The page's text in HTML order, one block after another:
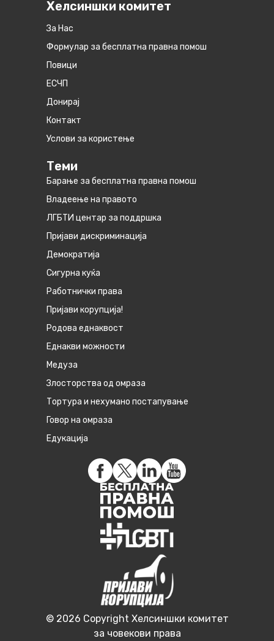
Хелсиншки комитет
За Нас
Формулар за бесплатна правна помош
Повици
ЕСЧП
Донирај
Контакт
Услови за користење
Теми
Барање за бесплатна правна помош
Владеење на правото
ЛГБТИ центар за поддршка
Пријави дискриминација
Демократија
Сигурна куќа
Работнички права
Пријави корупција!
Родова еднаквост
Eднакви можности
Медуза
Злосторства од омраза
Тортура и нехумано постапување
Говор на омраза
Едукација
© 2026 Copyright Хелсиншки комитет
за човекови права